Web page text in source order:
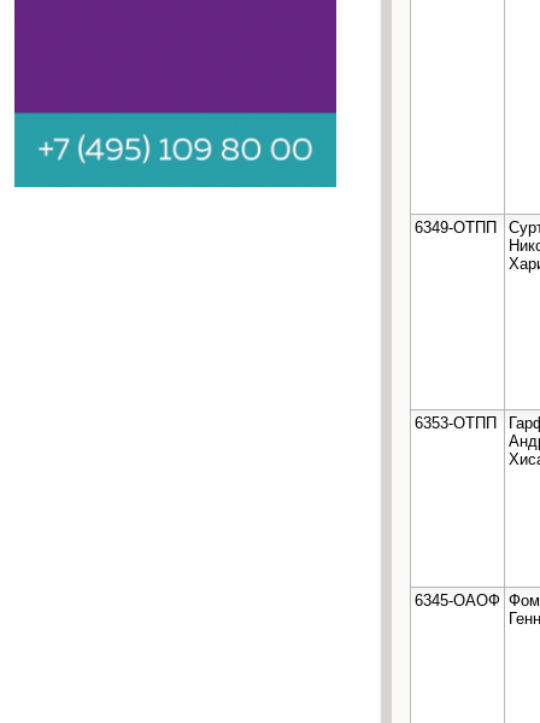
6349-ОТПП
6353-ОТПП
6345-ОАОФ